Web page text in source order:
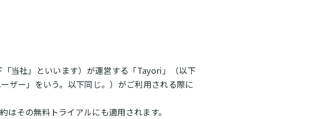
当社」といいます）が運営する「Tayori」（以下
ザー」をいう。以下同じ。）がご利用される際に
その無料トライアルにも適用されます。